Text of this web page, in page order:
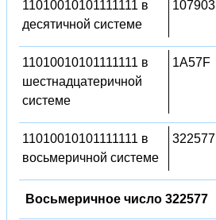
11010010101111111 в
десятичной системе
107903
11010010101111111 в
шестнадцатеричной
системе
1A57F
11010010101111111 в
восьмеричной системе
322577
Восьмеричное число 322577